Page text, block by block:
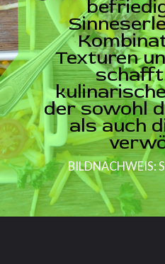
Texturen
schafft
der sowohl
als auch
BILDNACHWEIS: